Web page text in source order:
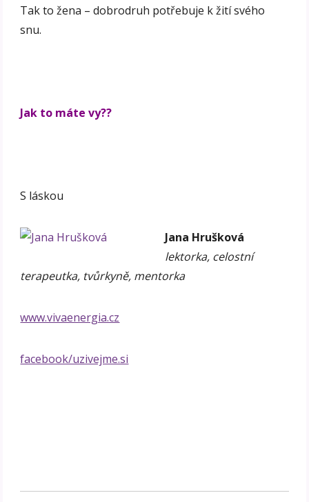
Tak to žena – dobrodruh potřebuje k žití svého
snu.
Jak to máte vy??
S láskou
Jana Hrušková
lektorka, celostní
terapeutka, tvůrkyně, mentorka
www.vivaenergia.cz
facebook/uzivejme.si